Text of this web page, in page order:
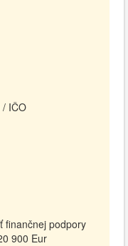
/ IČO
finančnej podpory
900 Eur